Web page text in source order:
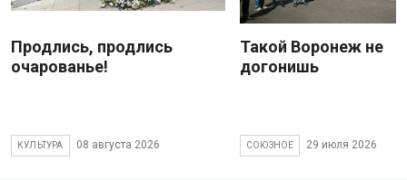
Продлись, продлись
очарованье!
КУЛЬТУРА 08 августа 2026
Такой Воронеж не
догонишь
СОЮЗНОЕ 29 июля 2026